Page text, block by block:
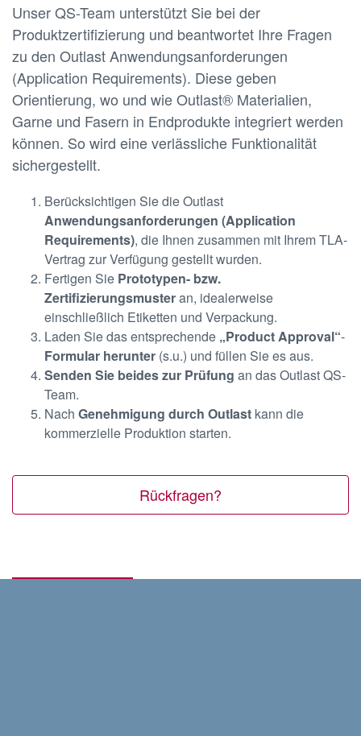
Unser QS-Team unterstützt Sie bei der
Produktzertifizierung und beantwortet Ihre Fragen
zu den Outlast Anwendungsanforderungen
(Application Requirements). Diese geben
Orientierung, wo und wie Outlast® Materialien,
Garne und Fasern in Endprodukte integriert werden
können. So wird eine verlässliche Funktionalität
sichergestellt.
Berücksichtigen Sie die Outlast
Anwendungsanforderungen (Application
Requirements), die Ihnen zusammen mit Ihrem TLA-
Vertrag zur Verfügung gestellt wurden.
Fertigen Sie Prototypen- bzw.
Zertifizierungsmusteran, idealerweise
einschließlich Etiketten und Verpackung.
Laden Sie das entsprechende „Product Approval“-
Formular herunter (s.u.) und füllen Sie es aus.
Senden Sie beides zur Prüfung an das Outlast QS-
Team.
Nach Genehmigung durch Outlast kann die
kommerzielle Produktion starten.
Rückfragen?